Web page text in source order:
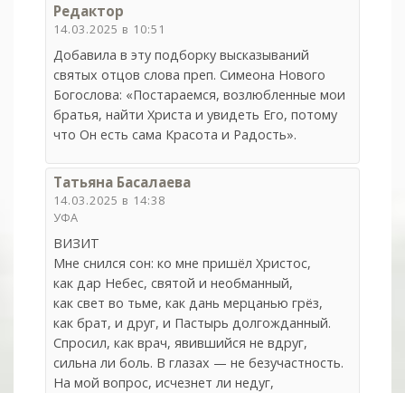
Редактор
14.03.2025 в 10:51
Добавила в эту подборку высказываний
святых отцов слова преп. Симеона Нового
Богослова: «Постараемся, возлюбленные мои
братья, найти Христа и увидеть Его, потому
что Он есть сама Красота и Радость».
Татьяна Басалаева
14.03.2025 в 14:38
УФА
ВИЗИТ
Мне снился сон: ко мне пришёл Христос,
как дар Небес, святой и необманный,
как свет во тьме, как дань мерцанью грёз,
как брат, и друг, и Пастырь долгожданный.
Cпросил, как врач, явившийся не вдруг,
cильна ли боль. В глазах — не безучастность.
На мой вопрос, исчезнет ли недуг,